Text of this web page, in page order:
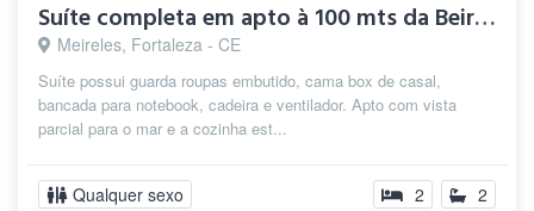
Suíte completa em apto à 100 mts da Beira Mar
Meireles, Fortaleza - CE
Suíte possui guarda roupas embutido, cama box de casal,
bancada para notebook, cadeira e ventilador. Apto com vista
parcial para o mar e a cozinha est...
Qualquer sexo 2 2